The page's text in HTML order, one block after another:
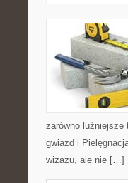
zarówno
gwiazd i
wizażu, ale nie […]